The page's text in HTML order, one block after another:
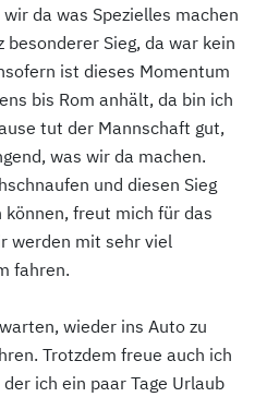
da was Spezielles machen
besonderer Sieg, da war kein
ist dieses Momentum
bis Rom anhält, da bin ich
tut der Mannschaft gut,
was wir da machen.
und diesen Sieg
können, freut mich für das
werden mit sehr viel
fahren.
wieder ins Auto zu
Trotzdem freue auch ich
ich ein paar Tage Urlaub